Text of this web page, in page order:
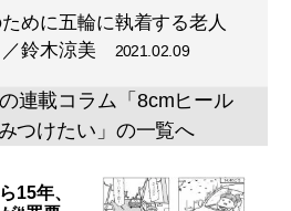
めに五輪に執着する老人
／鈴木涼美 2021.02.09
連載コラム「8cmヒール
つけたい」の一覧へ
15年、